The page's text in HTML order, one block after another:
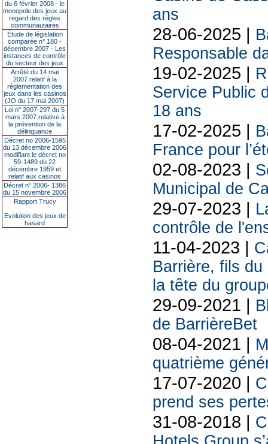
du 6 février 2008 - le
monopole des jeux au
regard des règles
communautaires
Étude de législation
comparée n° 180 -
décembre 2007 - Les
instances de contrôle
du secteur des jeux
Arrêté du 14 mai
2007 relatif à la
réglementation des
jeux dans les casinos
(JO du 17 mai 2007)
Loi n° 2007-297 du 5
mars 2007 relative à
la prévention de la
délinquance
Décret no 2006-1595
du 13 décembre 2006
modifiant le décret no
59-1489 du 22
décembre 1959 et
relatif aux casinos
Décret n° 2006- 1386
du 15 novembre 2006
Rapport Trucy
Evolution des jeux de
hasard
ans
28-06-2025 |
Responsable
19-02-2025 |
Service Public
18 ans
17-02-2025 |
France pour
02-08-2023 |
Municipal de
29-07-2023 |
contrôle de
11-04-2023 |
Barrière, fils
la tête du
29-09-2021 |
de BarrièreBet
08-04-2021 |
quatrième
17-07-2020 |
prend ses
31-08-2018 |